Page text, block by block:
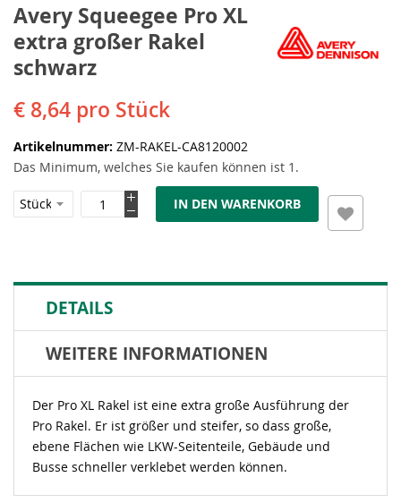
Avery Squeegee Pro XL
extra großer Rakel
schwarz
€ 8,64 pro Stück
Artikelnummer ZM-RAKEL-CA8120002
Das Minimum, welches Sie kaufen können ist 1.
IN DEN WARENKORB
DETAILS
WEITERE INFORMATIONEN
Der Pro XL Rakel ist eine extra große Ausführung der
Pro Rakel. Er ist größer und steifer, so dass große,
ebene Flächen wie LKW-Seitenteile, Gebäude und
Busse schneller verklebet werden können.